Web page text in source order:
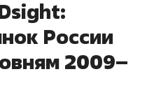
России
2009–